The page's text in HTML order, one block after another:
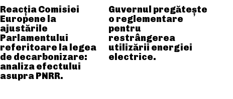
Reacția Comisiei
Europene la
ajustările
Parlamentului
referitoare la legea
de decarbonizare:
analiza efectului
asupra PNRR.
Guvernul pregătește
o reglementare
pentru
restrângerea
utilizării energiei
electrice.